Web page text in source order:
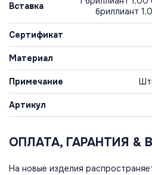
Вставка
бриллиант
Сертификат
Материал
Примечание
Артикул
ОПЛАТА, ГАРАНТИЯ &
На новые изделия